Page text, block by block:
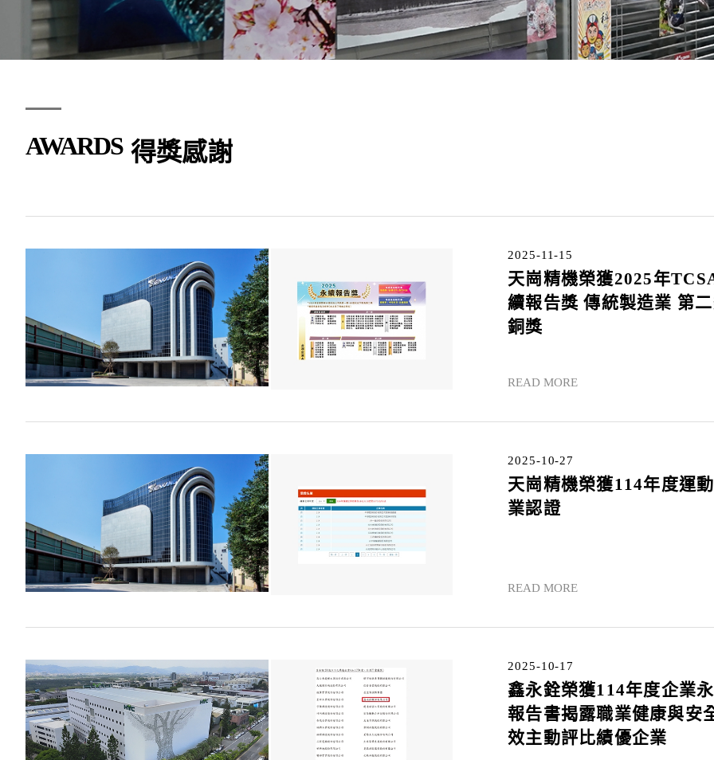
AWARDS 得獎感謝
2025-11-15
天崗精機榮獲2025年
續報告獎 傳統製造業 第
銅獎
READ MORE
2025-10-27
天崗精機榮獲114年度運
業認證
READ MORE
2025-10-17
鑫永銓榮獲114年度企業
報告書揭露職業健康與安
效主動評比績優企業